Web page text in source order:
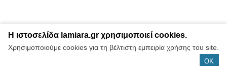
Η ιστοσελίδα lamiara.gr χρησιμοποιεί cookies.
Χρησιμοποιούμε cookies για τη βέλτιστη εμπειρία χρήσης του site.
OK